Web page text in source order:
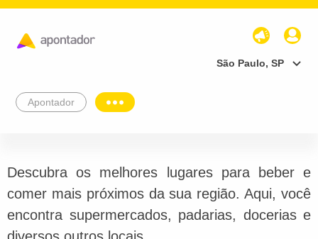
São Paulo, SP
Apontador
Descubra os melhores lugares para beber e
comer mais próximos da sua região. Aqui, você
encontra supermercados, padarias, docerias e